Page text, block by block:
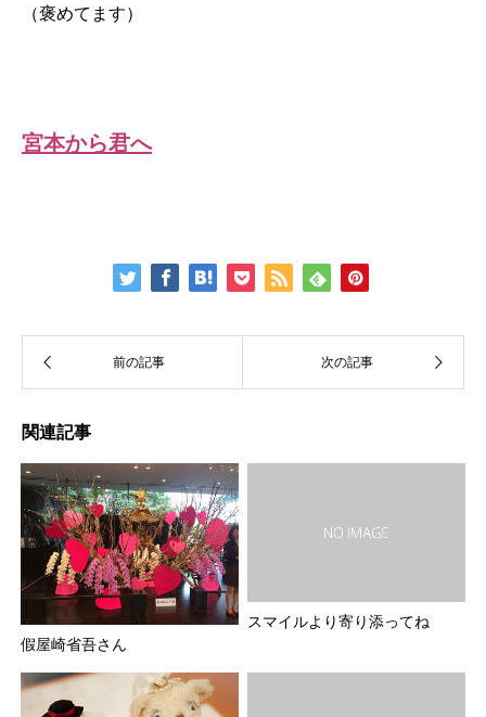
（褒めてます）
宮本から君へ
関連記事
假屋崎省吾さん
スマイルより寄り添ってね